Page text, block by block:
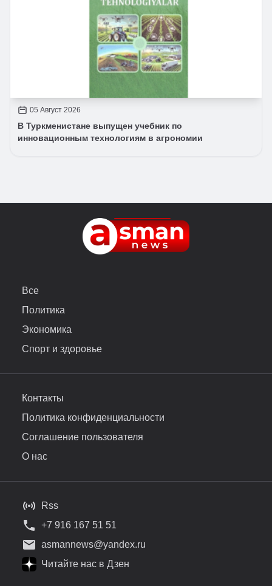
05 Август 2026
В Туркменистане выпущен учебник по
инновационным технологиям в агрономии
Все
Политика
Экономика
Спорт и здоровье
Контакты
Политика конфиденциальности
Соглашение пользователя
О нас
Rss
+7 916 167 51 51
asmannews@yandex.ru
Читайте нас в Дзен